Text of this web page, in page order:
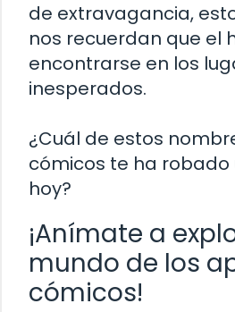
de extravagancia,
nos recuerdan que el
encontrarse en los
inesperados.
¿Cuál de estos
cómicos te ha robado
hoy?
¡Anímate a
mundo de los
cómicos!